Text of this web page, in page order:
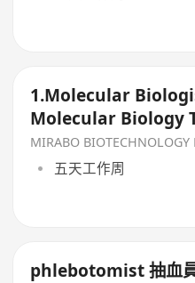
1.Molecular
Molecular Biology
MIRABO
五天工作周
phlebotomist 抽血